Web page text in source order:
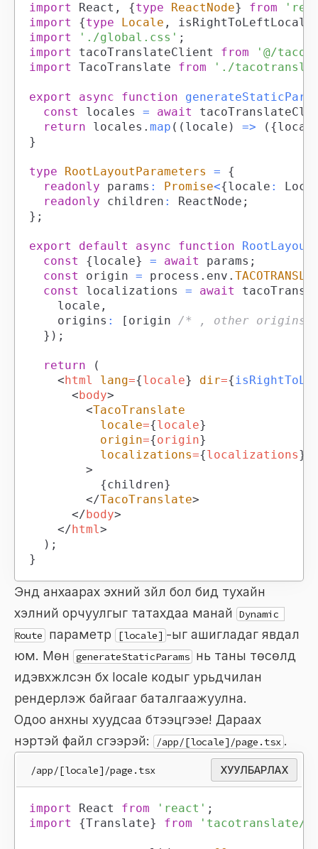
import React , {type ReactNode} from
import
{type Locale ,
import
'./global.css' ;
import
tacoTranslateClient from
'@/
import
TacoTranslate from './
export async function
const
locales = await
return locales . map ( ( locale ) => ( {
}
type RootLayoutParameters =
{
readonly params : Promise<{locale :
readonly children : ReactNode ;
} ;
export default async function RootLayout
const
{locale} = await params ;
const
origin = process . env .
const
localizations = await
		locale
,
		origins
: [ origin /* , other origins
} ) ;
return
(
<html lang={locale} dir={
<body>
<TacoTranslate
locale={locale}
origin={origin}
localizations={localizations}
>
{children}
</TacoTranslate>
</body>
</html>
) ;
}
Энд анхаарах эхний зүйл бол бид тухайн
хэлний орчуулгыг татахдаа манай
Dynamic
Route
параметр [locale] -ыг ашигладаг явдал
юм. Мөн
generateStaticParams нь таны төсөлд
идэвхжүүлсэн бүх locale кодыг урьдчилан
рендерлэж байгааг баталгаажуулна.
Одоо анхны хуудсаа бүтээцгээе! Дараах
нэртэй файл үүсгээрэй:
/app/[locale]/page.tsx .
/app/[locale]/page.tsx ХУУЛБАРЛАХ
import React from 'react' ;
import
{Translate} from 'tacotranslate/